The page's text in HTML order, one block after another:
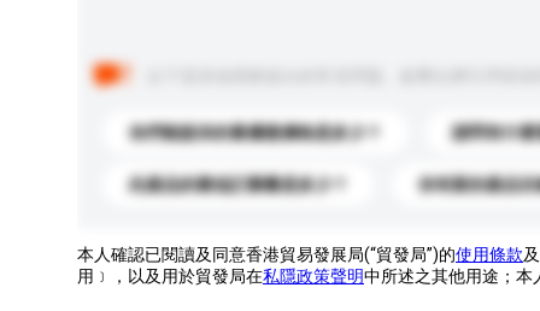
你們能提供的最優惠價格是多少？ 請問有什
此產品的最低訂購量是多少？ 你有新的產品
本人確認已閱讀及同意香港貿易發展局(“貿發局”)的使用條款
用﹞，以及用於貿發局在私隱政策聲明中所述之其他用途；本